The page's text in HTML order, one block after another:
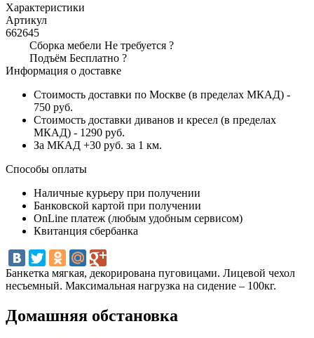
Характеристики
Артикул
662645
Сборка мебели Не требуется ?
Подъём Бесплатно ?
Информация о доставке
Стоимость доставки по Москве (в пределах МКАД) -
750 руб.
Стоимость доставки диванов и кресел (в пределах
МКАД) - 1290 руб.
За МКАД +30 руб. за 1 км.
Способы оплаты
Наличные курьеру при получении
Банковской картой при получении
OnLine платеж (любым удобным сервисом)
Квитанция сбербанка
Банкетка мягкая, декорирована пуговицами. Лицевой чехол
несъемный. Максимальная нагрузка на сидение – 100кг.
Домашняя обстановка